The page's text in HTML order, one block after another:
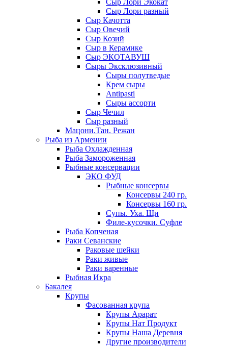
Сыр Лори Экокат
Сыр Лори разный
Сыр Качотта
Сыр Овечий
Сыр Козий
Сыр в Керамике
Сыр ЭКОТАВУШ
Сыры Эксклюзивный
Сыры полутведые
Крем сыры
Antipasti
Сыры ассорти
Сыр Чечил
Сыр разный
Мацони.Тан. Режан
Рыба из Армении
Рыба Охлажденная
Рыба Замороженная
Рыбные консервации
ЭКО ФУД
Рыбные консервы
Консервы 240 гр.
Консервы 160 гр.
Супы. Уха. Щи
Филе-кусочки. Суфле
Рыба Копченая
Раки Севанские
Раковые шейки
Раки живые
Раки варенные
Рыбная Икра
Бакалея
Крупы
Фасованная крупа
Крупы Арарат
Крупы Нат Продукт
Крупы Наша Деревня
Другие производители